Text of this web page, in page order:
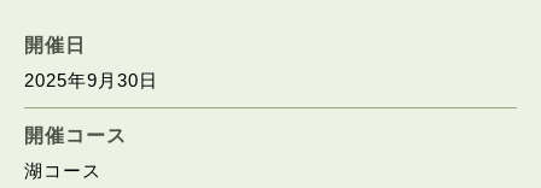
採用情報
交通アクセス
開催日
2025年9月30日
開催コース
湖コース